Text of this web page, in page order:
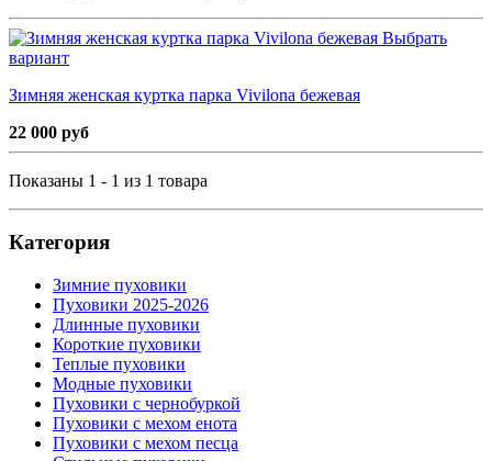
Выбрать
вариант
Зимняя женская куртка парка Vivilona бежевая
22 000 руб
Показаны 1 - 1 из 1 товара
Категория
Зимние пуховики
Пуховики 2025-2026
Длинные пуховики
Короткие пуховики
Теплые пуховики
Модные пуховики
Пуховики с чернобуркой
Пуховики с мехом енота
Пуховики с мехом песца